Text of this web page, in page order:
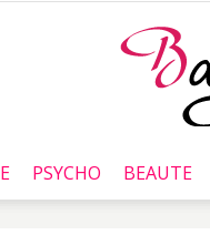
PSYCHO BEAUTE